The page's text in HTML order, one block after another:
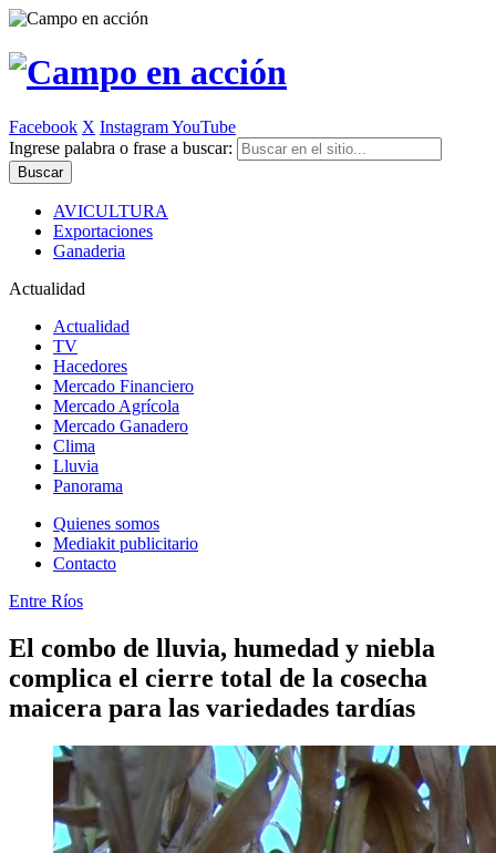
Facebook X InstagramYouTube
Ingrese palabra o frase a buscar:
AVICULTURA
Exportaciones
Ganaderia
Actualidad
Actualidad
TV
Hacedores
Mercado Financiero
Mercado Agrícola
Mercado Ganadero
Clima
Lluvia
Panorama
Quienes somos
Mediakit publicitario
Contacto
Entre Ríos
El combo de lluvia, humedad y niebla
complica el cierre total de la cosecha
maicera para las variedades tardías